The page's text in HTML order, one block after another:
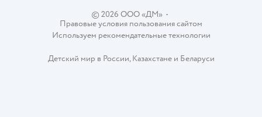
© 2026 ООО «ДМ»•
Правовые условия пользования сайтом
Используем рекомендательные технологии
Детский мир в России,Казахстанеи Беларуси